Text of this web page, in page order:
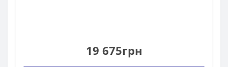
19 675грн